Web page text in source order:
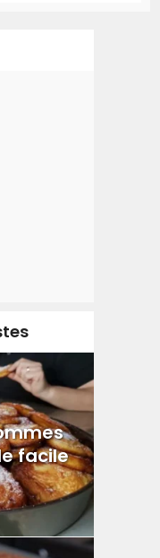
facile